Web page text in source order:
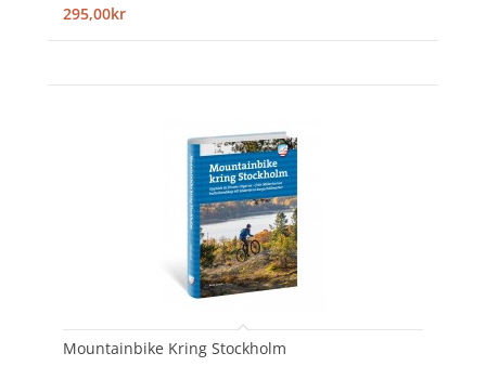
295,00kr
Mountainbike Kring Stockholm